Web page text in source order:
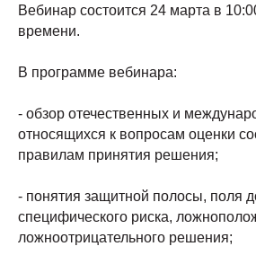
Вебинар состоится 24 марта в
времени.
В программе вебинара:
- обзор отечественных и
относящихся к вопросам оценки
правилам принятия решения;
- понятия защитной полосы, поля
специфического риска,
ложноотрицательного решения;